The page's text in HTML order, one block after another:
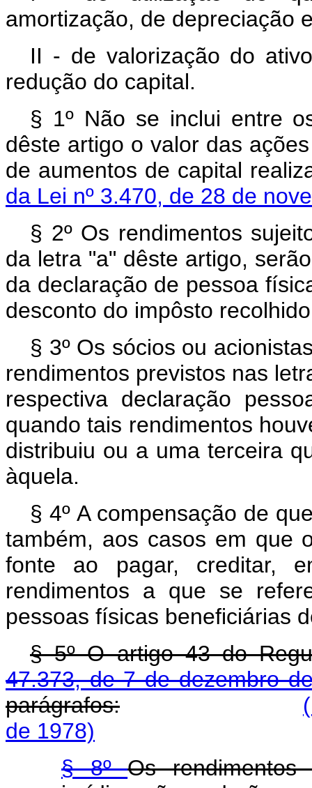
amortização, de depreciação
II - de valorização do
redução do capital.
§ 1º Não se inclui entre
dêste artigo o valor das
de aumentos de capital
da Lei nº 3.470, de 28 de
§ 2º Os rendimentos
da letra "a" dêste artigo,
da declaração de pessoa
desconto do impôsto
§ 3º Os sócios ou
rendimentos previstos nas
respectiva declaração
quando tais rendimentos
distribuiu ou a uma terceira
àquela.
§ 4º A compensação de
também, aos casos em que
fonte ao pagar, creditar,
rendimentos a que se
pessoas físicas beneficiárias
§ 5º O artigo 43 do
47.373, de 7 de dezembro
parágrafos:
de 1978)
§ 8ºOs